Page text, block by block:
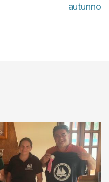
autunno